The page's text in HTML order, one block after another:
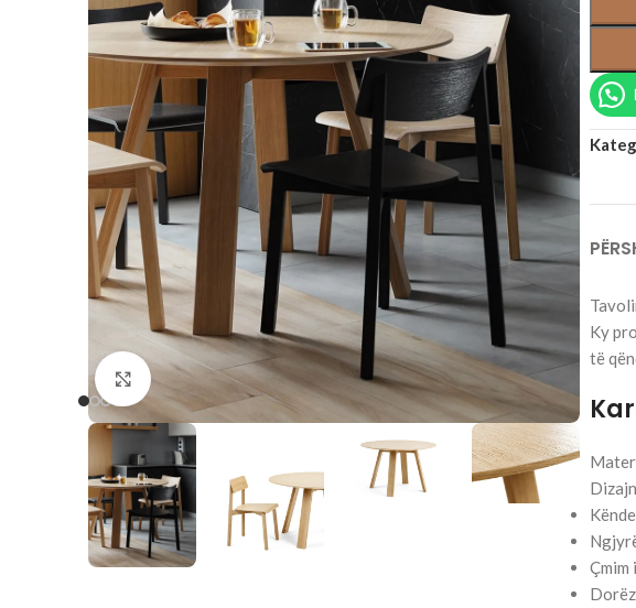
Click to enlarge
Ky
të
Çmim